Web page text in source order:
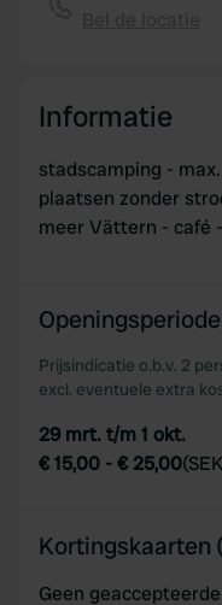
Informatie
stadscamping -
plaatsen zonder
meer Vättern - café
Prijsindicatie o.b.v. 2
excl. eventuele extra
29 mrt. t/m 1 okt.
€ 15,00 -€ 25,00(
Kortingskaarten
Geen